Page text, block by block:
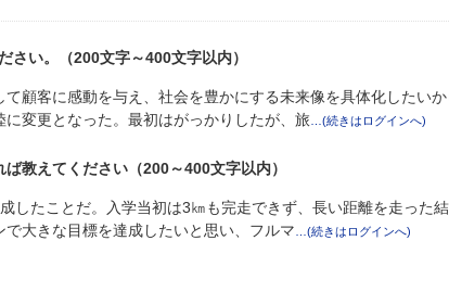
い。（200文字～400文字以内）
顧客に感動を与え、社会を豊かにする未来像を具体化したいか
変更となった。最初はがっかりしたが、旅
教えてください（200～400文字以内）
したことだ。入学当初は3㎞も完走できず、長い距離を走った
大きな目標を達成したいと思い、フルマ